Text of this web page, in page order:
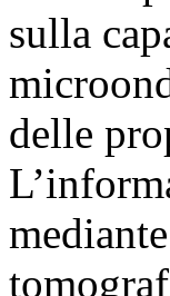
sulla
delle